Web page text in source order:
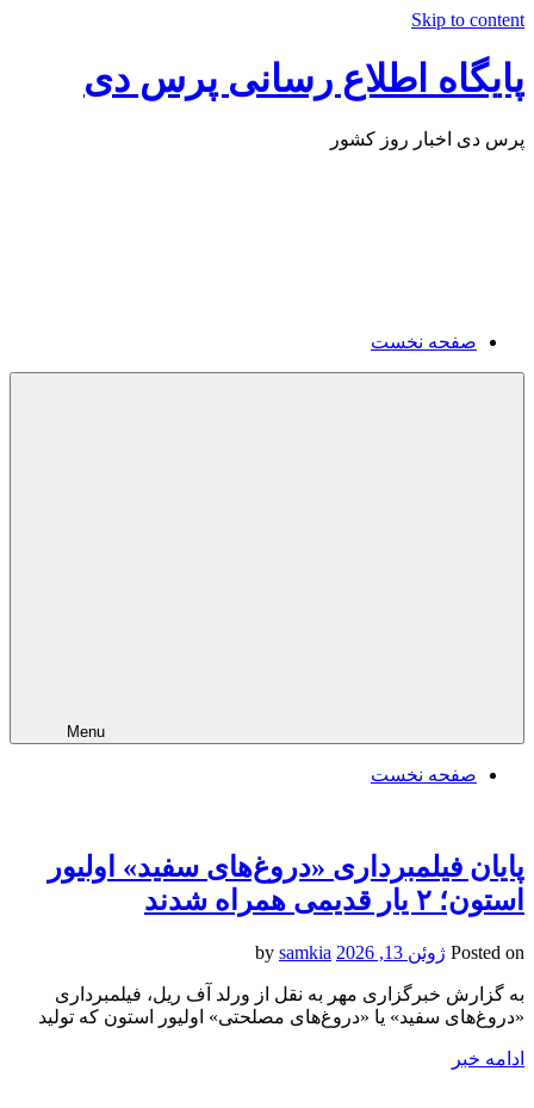
Skip to content
پایگاه اطلاع رسانی پرس دی
پرس دی اخبار روز کشور
صفحه نخست
Menu
صفحه نخست
پایان فیلمبرداری «دروغ‌های سفید» اولیور
استون؛ ۲ یار قدیمی همراه شدند
Posted on ژوئن 13, 2026 samkia
به گزارش خبرگزاری مهر به نقل از ورلد آف ریل، فیلمبرداری
«دروغ‌های سفید» یا «دروغ‌های مصلحتی» اولیور استون که تولید
ادامه خبر